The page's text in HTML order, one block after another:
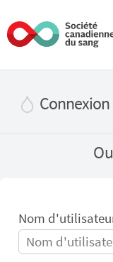
Connexion
Nom